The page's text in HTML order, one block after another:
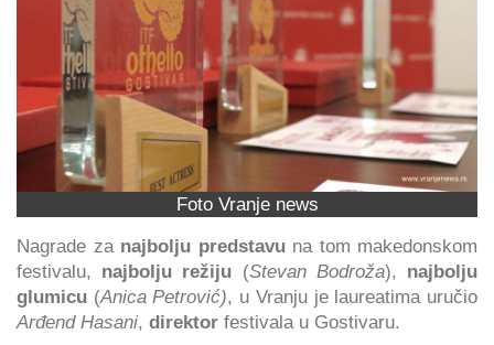
Foto Vranje news
Nagrade za najbolju predstavuna tom makedonskom
festivalu, najbolju režiju (Stevan Bodroža), najbolju
glumicu (Anica Petrović), u Vranju je laureatima uručio
Arđend Hasani, direktor festivala u Gostivaru.